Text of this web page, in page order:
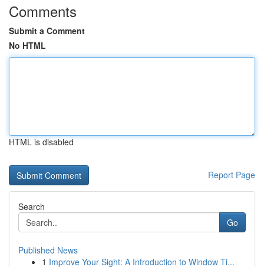
Comments
Submit a Comment
No HTML
HTML is disabled
Report Page
Search
Go
Published News
1 Improve Your Sight: A Introduction to Window Ti...